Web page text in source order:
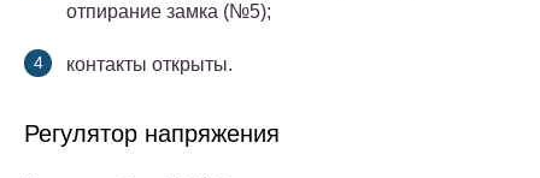
отпирание замка (№5);
контакты открыты.
Регулятор напряжения